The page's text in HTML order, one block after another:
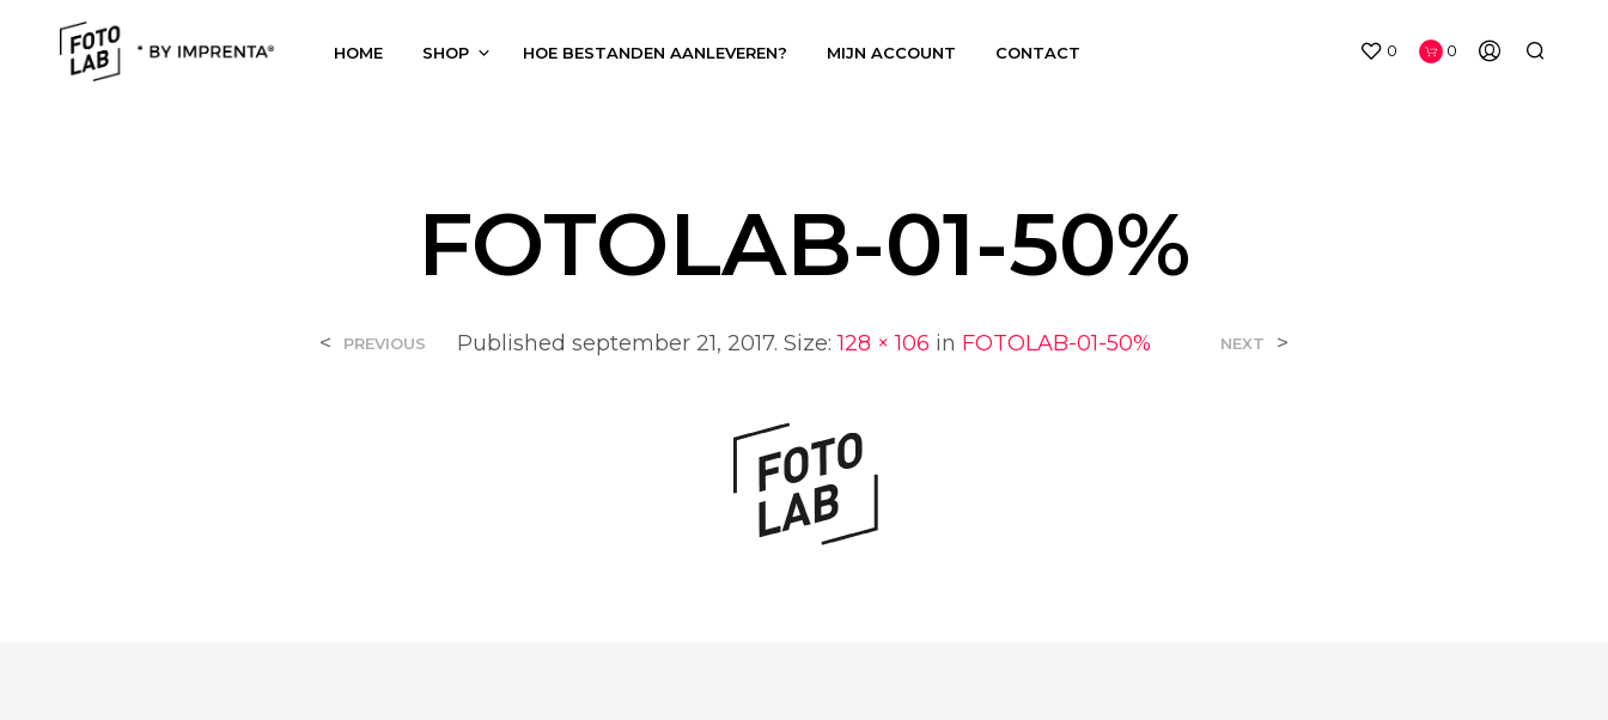
HOME SHOP HOE BESTANDEN AANLEVEREN? MIJN ACCOUNT CONTACT 0 0
FOTOLAB-01-50%
Published september 21, 2017. Size:128 × 106 in FOTOLAB-01-50%
< PREVIOUS NEXT >